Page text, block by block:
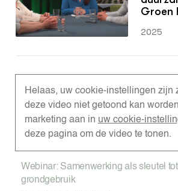
Groen
2025
Helaas, uw cookie-instellingen zijn
deze video niet getoond kan
marketing aan in uw cookie-
deze pagina om de video te tonen.
Webinar: Samenwerking als sleutel
grondgebruik